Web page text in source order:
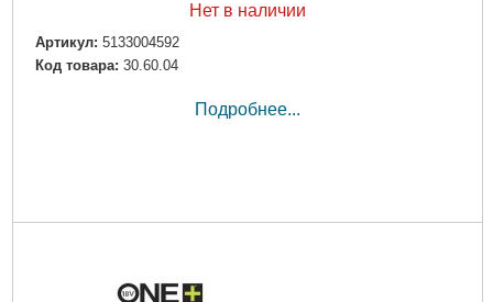
Нет в наличии
Артикул: 5133004592
Код товара: 30.60.04
Подробнее...